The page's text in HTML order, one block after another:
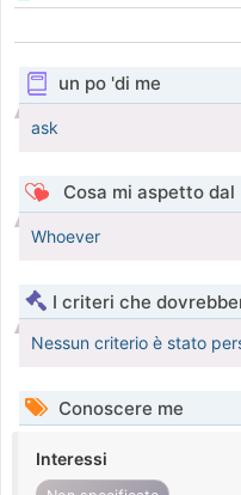
un po 'di me
ask
Cosa mi aspetto
Whoever
I criteri che
Nessun criterio è stato
Conoscere me
Interessi